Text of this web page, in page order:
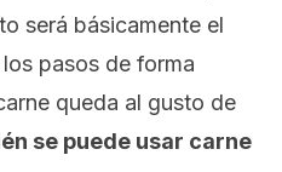
será básicamente el
pasos de forma
queda al gusto de
se puede usar carne